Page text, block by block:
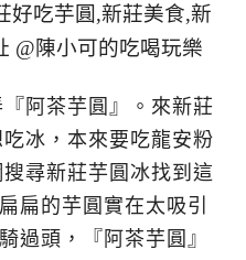
阿茶芋圓』。來新莊
冰，本來要吃龍安粉
尋新莊芋圓冰找到這
扁的芋圓實在太吸引
過頭，『阿茶芋圓』